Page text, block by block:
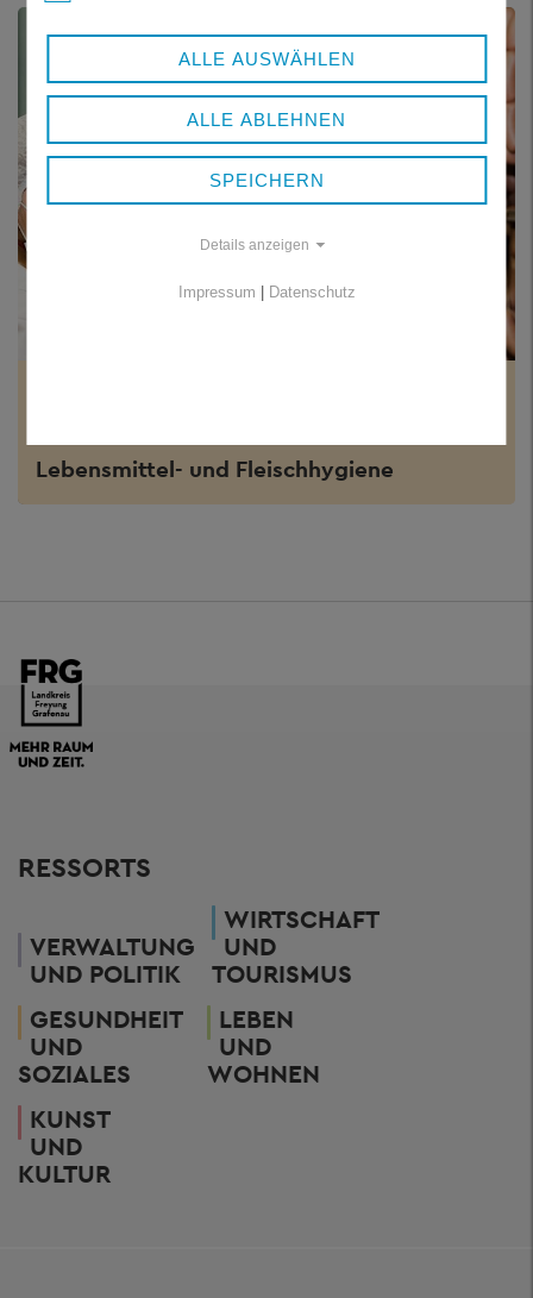
Lebensmittel- und Fleischhygiene
RESSORTS
VERWALTUNG
UND POLITIK
WIRTSCHAFT
UND
TOURISMUS
GESUNDHEIT
UND
SOZIALES
LEBEN
UND
WOHNEN
KUNST
UND
KULTUR
ALLE AUSWÄHLEN
ALLE ABLEHNEN
SPEICHERN
Details anzeigen
Impressum Datenschutz